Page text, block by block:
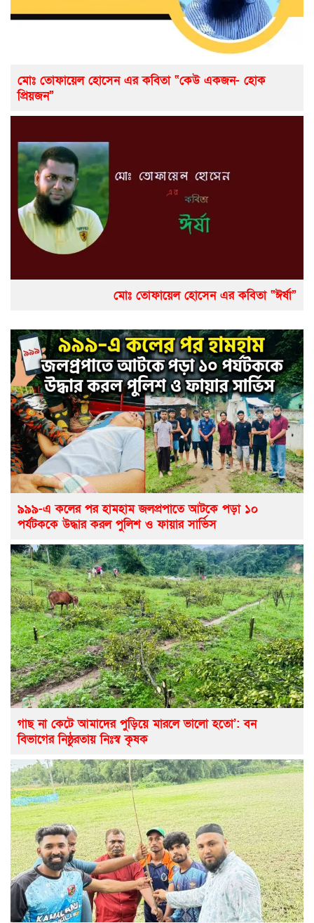
মোঃ তোফায়েল হোসেন এর কবিতা “কেউ একজন- হোক
প্রিয়জন”
মোঃ তোফায়েল হোসেন এর কবিতা “ঈর্ষা”
৯৯৯-এ কলের পর হামহাম জলপ্রপাতে আটকে পড়া ১০
পর্যটককে উদ্ধার করল পুলিশ ও ফায়ার সার্ভিস
গাছ না কেটে আমাদের পুড়িয়ে মারলে ভালো হতো’: বন
বিভাগের নিষ্ঠুরতায় নিঃস্ব কৃষক